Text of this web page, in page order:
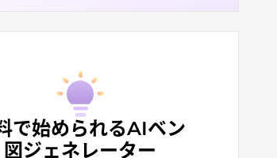
で始められるAIベン
図ジェネレーター